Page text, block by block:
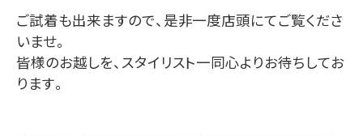
ご試着も出来ますので、是非一度店頭にてご覧くださ
いませ。
皆様のお越しを、スタイリスト一同心よりお待ちしてお
ります。